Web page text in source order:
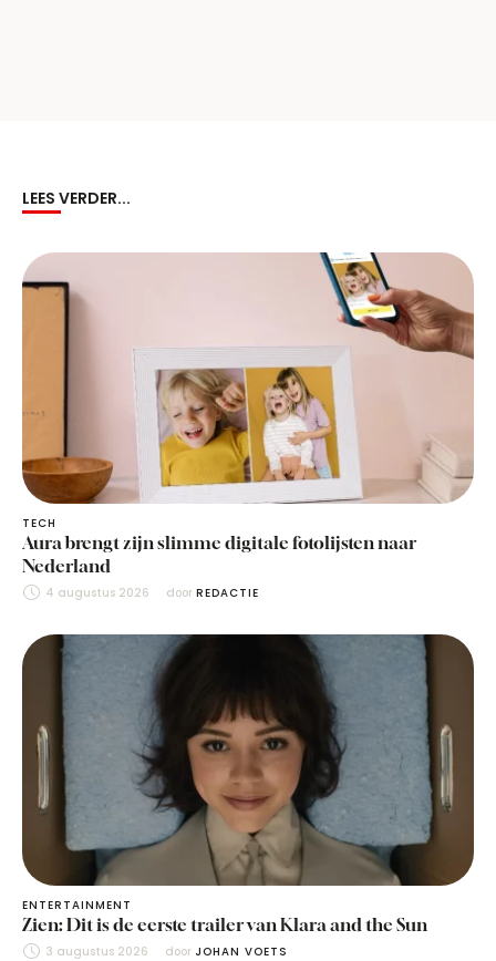
LEES VERDER...
TECH
Aura brengt zijn slimme digitale fotolijsten naar
Nederland
4 augustus 2026 door REDACTIE
ENTERTAINMENT
Zien: Dit is de eerste trailer van Klara and the Sun
3 augustus 2026 door JOHAN VOETS